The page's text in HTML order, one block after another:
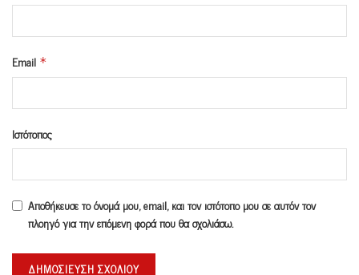
Email *
Ιστότοπος
Αποθήκευσε το όνομά μου, email, και τον ιστότοπο μου σε αυτόν τον
πλοηγό για την επόμενη φορά που θα σχολιάσω.